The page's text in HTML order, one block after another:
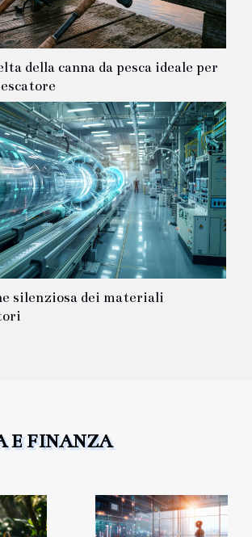
della canna da pesca ideale per
silenziosa dei materiali
E FINANZA